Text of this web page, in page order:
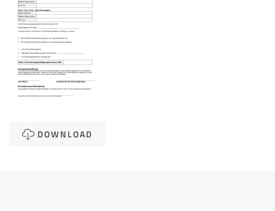
DOWNLOAD